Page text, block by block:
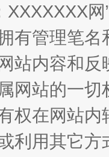
XXXXXXX
有管理笔
站内容和
网站的一
权在网站
利用其它